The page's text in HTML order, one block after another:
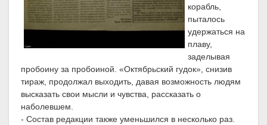
корабль,
пыталось
удержаться на
плаву,
заделывая
пробоину за пробоиной. «Октябрьский гудок», снизив
тираж, продолжал выходить, давая возможность людям
высказать свои мысли и чувства, рассказать о
наболевшем.
- Состав редакции также уменьшился в несколько раз.